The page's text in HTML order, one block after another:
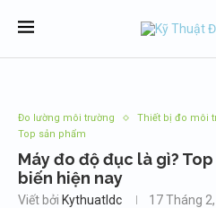
Đo lường môi trường Thiết bị đo môi
Top sản phẩm
Máy đo độ đục là gì?
biến hiện nay
Viết bởi Kythuatldc 17 Tháng